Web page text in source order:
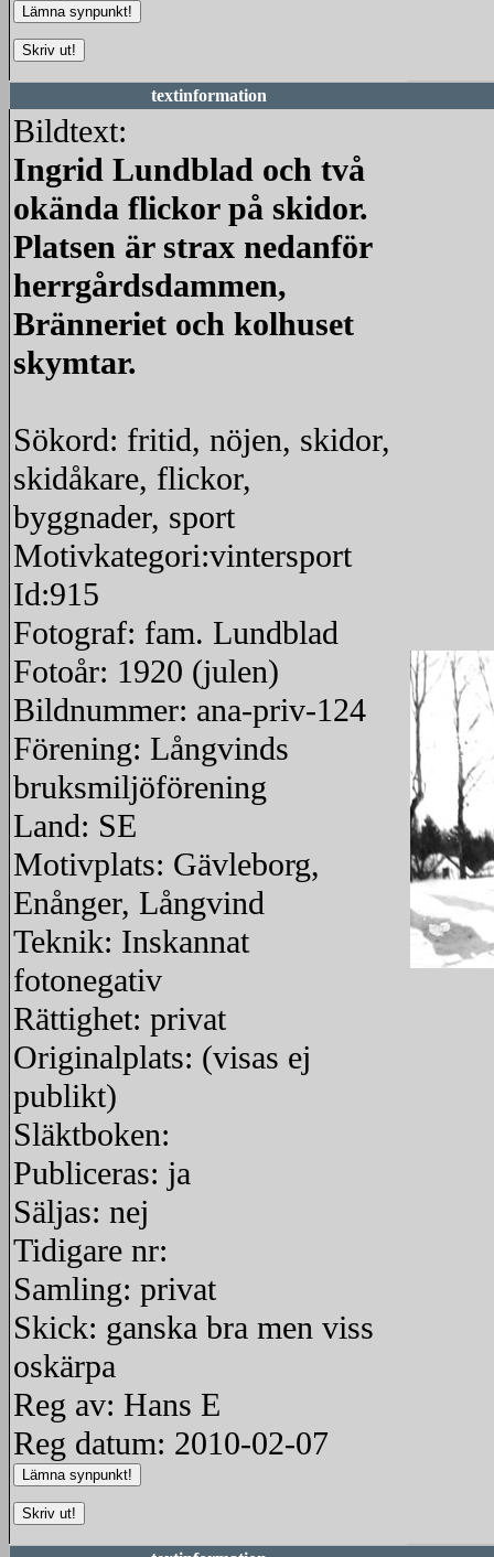
textinformation
Bildtext:
Ingrid Lundblad och två
okända flickor på skidor.
Platsen är strax nedanför
herrgårdsdammen,
Bränneriet och kolhuset
skymtar.
Sökord: fritid, nöjen, skidor,
skidåkare, flickor,
byggnader, sport
Motivkategori:vintersport
Id:915
Fotograf: fam. Lundblad
Fotoår: 1920 (julen)
Bildnummer: ana-priv-124
Förening: Långvinds
bruksmiljöförening
Land: SE
Motivplats: Gävleborg,
Enånger, Långvind
Teknik: Inskannat
fotonegativ
Rättighet: privat
Originalplats: (visas ej
publikt)
Släktboken:
Publiceras: ja
Säljas: nej
Tidigare nr:
Samling: privat
Skick: ganska bra men viss
oskärpa
Reg av: Hans E
Reg datum: 2010-02-07